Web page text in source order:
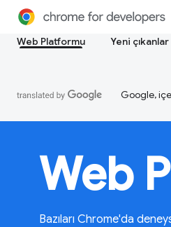
Web Platformu
Yeni çıkanlar
Google,
Web
Bazıları Chrome'da